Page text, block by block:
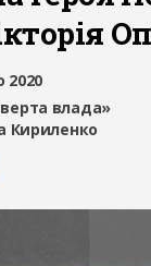
2020
влада»
Кириленко